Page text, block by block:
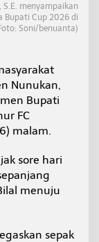
S.E. menyampaikan
Bupati Cup 2026 di
Soni/benuanta)
Nunukan,
Bupati
FC
malam.
sore hari
menuju
sepak